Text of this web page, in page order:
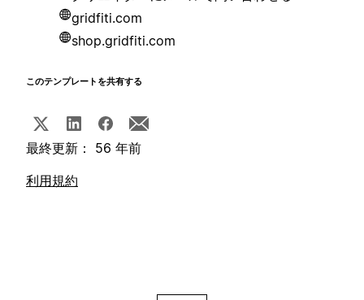
gridfiti.com
shop.gridfiti.com
このテンプレートを共有する
最終更新： 56 年前
利用規約